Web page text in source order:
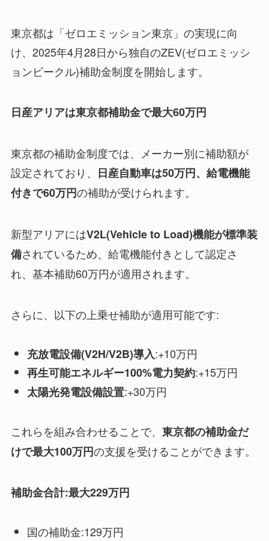
東京都は「ゼロエミッション東京」の実現に向
け、2025年4月28日から独自のZEV(ゼロエミッシ
ョンビークル)補助金制度を開始します。
日産アリアは東京都補助金で最大60万円
東京都の補助金制度では、メーカー別に補助額が
設定されており、 日産自動車は50万円、給電機能
付きで60万円の補助が受けられます。
新型アリアにはV2L(Vehicle to Load)機能が標準装
備されているため、給電機能付きとして認定さ
れ、基本補助60万円が適用されます。
さらに、以下の上乗せ補助が適用可能です:
充放電設備(V2H/V2B)導入:+10万円
再生可能エネルギー100%電力契約:+15万円
太陽光発電設備設置:+30万円
これらを組み合わせることで、 東京都の補助金だ
けで最大100万円の支援を受けることができます。
補助金合計:最大229万円
国の補助金:129万円